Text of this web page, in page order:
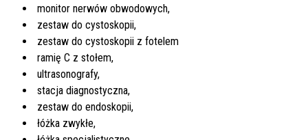
monitor nerwów obwodowych,
zestaw do cystoskopii,
zestaw do cystoskopii z fotelem
ramię C z stołem,
ultrasonografy,
stacja diagnostyczna,
zestaw do endoskopii,
łóżka zwykłe,